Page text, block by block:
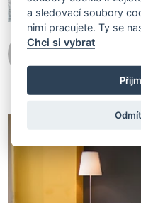
ALTO
a sledovací soubory
nimi pracujete. Ty se
Chci si vybrat